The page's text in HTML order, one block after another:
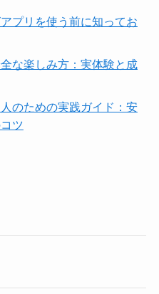
プリを使う前に知ってお
な楽しみ方：実体験と成
のための実践ガイド：安
ツ